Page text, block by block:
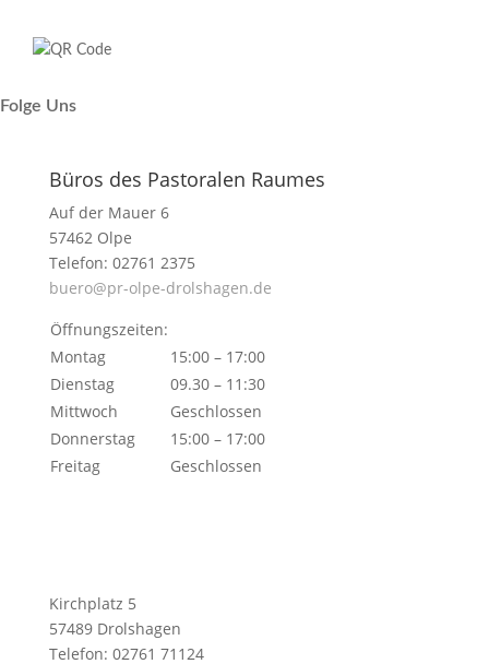
Folge Uns
Büros des Pastoralen Raumes
Auf der Mauer 6
57462 Olpe
Telefon: 02761 2375
buero@pr-olpe-drolshagen.de
Öffnungszeiten:
Montag
15:00 – 17:00
Dienstag
09.30 – 11:30
Mittwoch
Geschlossen
Donnerstag
15:00 – 17:00
Freitag
Geschlossen
Kirchplatz 5
57489 Drolshagen
Telefon: 02761 71124